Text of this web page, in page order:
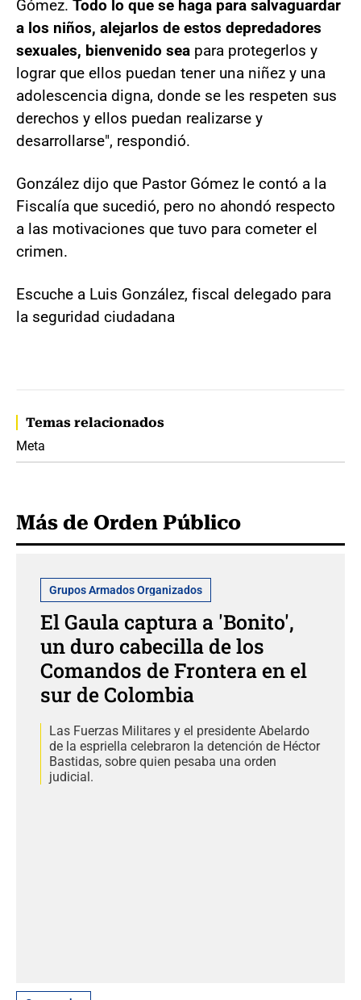
Gómez. Todo lo que se haga para salvaguardar
a los niños, alejarlos de estos depredadores
sexuales, bienvenido sea para protegerlos y
lograr que ellos puedan tener una niñez y una
adolescencia digna, donde se les respeten sus
derechos y ellos puedan realizarse y
desarrollarse", respondió.
González dijo que Pastor Gómez le contó a la
Fiscalía que sucedió, pero no ahondó respecto
a las motivaciones que tuvo para cometer el
crimen.
Escuche a Luis González, fiscal delegado para
la seguridad ciudadana
Temas relacionados
Meta
Más de Orden Público
Grupos Armados Organizados
El Gaula captura a 'Bonito',
un duro cabecilla de los
Comandos de Frontera en el
sur de Colombia
Las Fuerzas Militares y el presidente Abelardo
de la espriella celebraron la detención de Héctor
Bastidas, sobre quien pesaba una orden
judicial.